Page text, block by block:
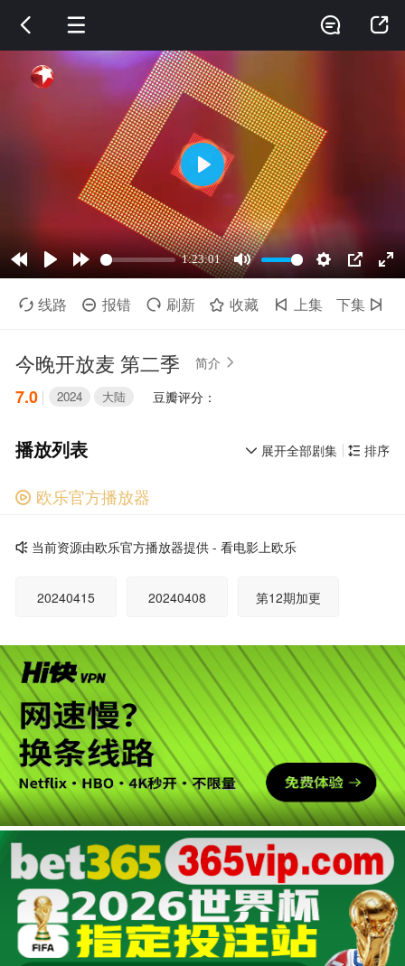
 


 线路  报错  刷新  收藏  上集 下集 
今晚开放麦 第二季 简介 
7.0 豆瓣评分：
2024 大陆
 排序
 展开全部剧集
播放列表
 欧乐官方播放器
当前资源由欧乐官方播放器提供 - 看电影上欧乐
20240415 20240408 第12期加更
第10期加更 20240318 第9期加更
20240311 第8期加更 20240304
第7期加更 20240226 第6期加更
20240216 第5期加更 20240205
第4期加更 20240129 第3期加更
20240122 第2期加更 20240115
第1期加更 20240108
广告
广告